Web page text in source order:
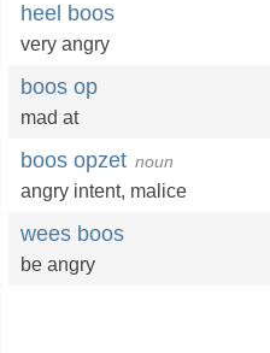
heel boos
very angry
boos op
mad at
boos opzet noun
angry intent, malice
wees boos
be angry